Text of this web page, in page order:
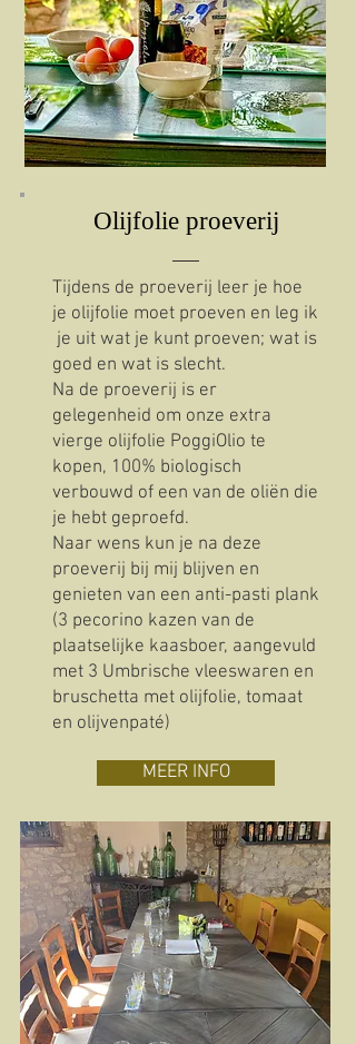
Olijfolie proeverij
Tijdens de proeverij leer je hoe
je olijfolie moet proeven en leg ik
je uit wat je kunt proeven; wat is
goed en wat is slecht.
Na de proeverij is er
gelegenheid om onze extra
vierge olijfolie PoggiOlio te
kopen, 100% biologisch
verbouwd of een van de oliën die
je hebt geproefd.
Naar wens kun je na deze
proeverij bij mij blijven en
genieten van een anti-pasti plank
(3 pecorino kazen van de
plaatselijke kaasboer, aangevuld
met 3 Umbrische vleeswaren en
bruschetta met olijfolie, tomaat
en olijvenpaté)
MEER INFO